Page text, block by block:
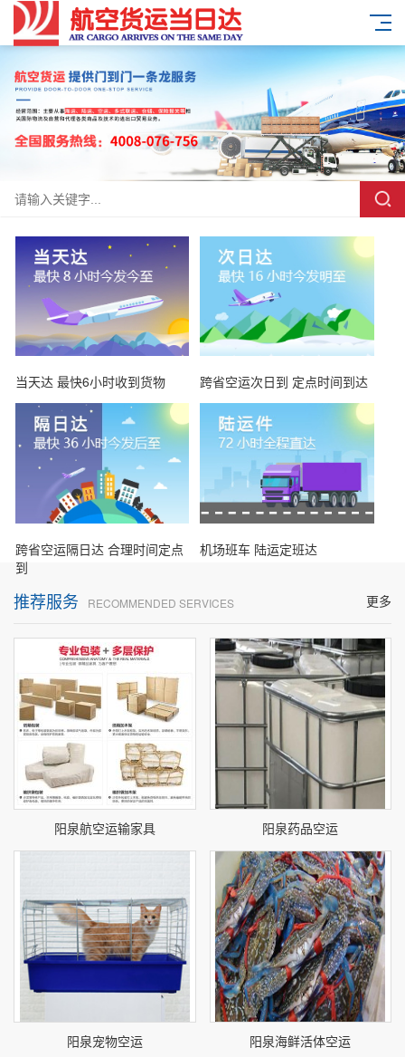
当天达 最快6小时收到货物 跨省空运次日到 定点时间到达
跨省空运隔日达 合理时间定点
到
机场班车 陆运定班达
更多
推荐服务 RECOMMENDED SERVICES
阳泉航空运输家具 阳泉药品空运
阳泉宠物空运 阳泉海鲜活体空运